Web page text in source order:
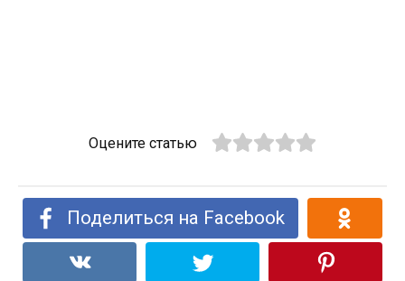
Оцените статью
Поделиться на Facebook